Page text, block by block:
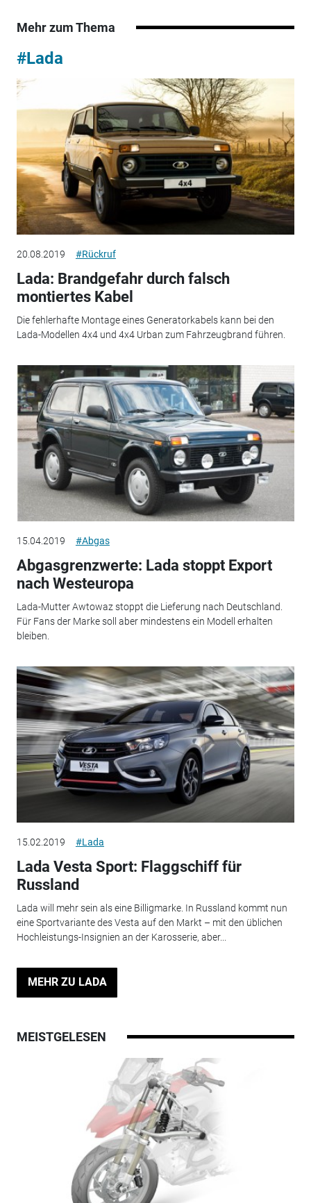
Mehr zum Thema
#Lada
20.08.2019 #Rückruf
Lada: Brandgefahr durch falsch
montiertes Kabel
Die fehlerhafte Montage eines Generatorkabels kann bei den
Lada-Modellen 4x4 und 4x4 Urban zum Fahrzeugbrand führen.
15.04.2019 #Abgas
Abgasgrenzwerte: Lada stoppt Export
nach Westeuropa
Lada-Mutter Awtowaz stoppt die Lieferung nach Deutschland.
Für Fans der Marke soll aber mindestens ein Modell erhalten
bleiben.
15.02.2019 #Lada
Lada Vesta Sport: Flaggschiff für
Russland
Lada will mehr sein als eine Billigmarke. In Russland kommt nun
eine Sportvariante des Vesta auf den Markt – mit den üblichen
Hochleistungs-Insignien an der Karosserie, aber...
MEHR ZU LADA
MEISTGELESEN